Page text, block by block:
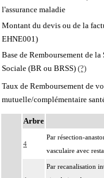
l'assurance maladie
Montant du devis ou de la
EHNE001)
Base de Remboursement de la
Sociale (BR ou BRSS) (?)
Taux de Remboursement de
mutuelle/complémentaire
Arbre
4
Par résection-
vasculaire avec
Par recanalisation